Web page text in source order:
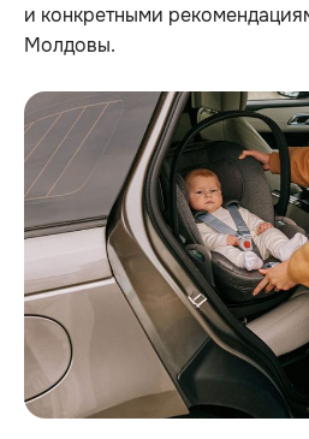
и конкретными
Молдовы.